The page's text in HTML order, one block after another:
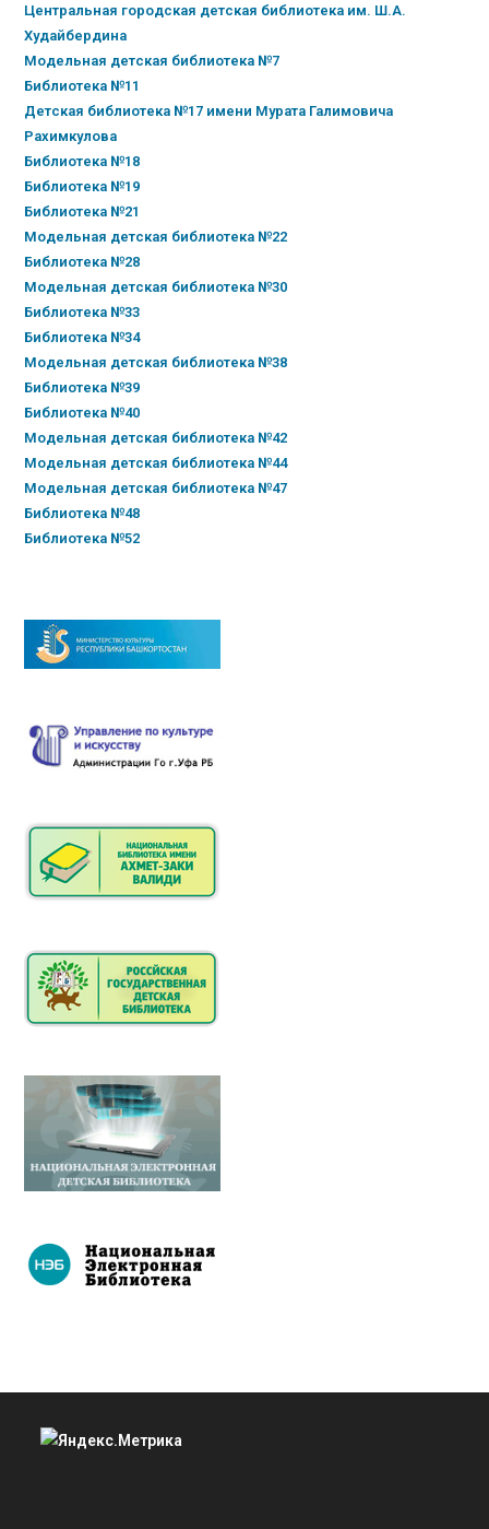
Центральная городская детская библиотека им. Ш.А.
Худайбердина
Модельная детская библиотека №7
Библиотека №11
Детская библиотека №17 имени Мурата Галимовича
Рахимкулова
Библиотека №18
Библиотека №19
Библиотека №21
Модельная детская библиотека №22
Библиотека №28
Модельная детская библиотека №30
Библиотека №33
Библиотека №34
Модельная детская библиотека №38
Библиотека №39
Библиотека №40
Модельная детская библиотека №42
Модельная детская библиотека №44
Модельная детская библиотека №47
Библиотека №48
Библиотека №52